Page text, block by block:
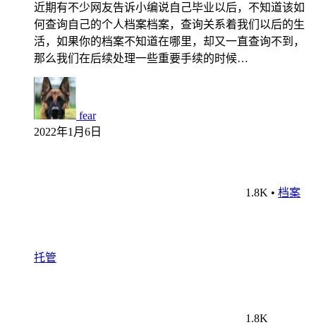
近期有不少网友告诉小编说自己毕业以后，不知道该如
何查询自己的个人档案档案，查询关系着我们以后的生
活，如果你的档案不知道在哪里，却又一直查询不到，
那么我们在后续处理一些重要手续的时候…
fear
2022年1月6日
1.8K • 档案
托管
1.8K